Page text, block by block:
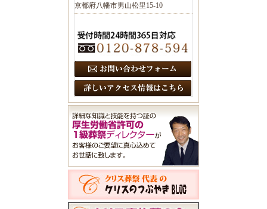
京都府八幡市男山松里15-10